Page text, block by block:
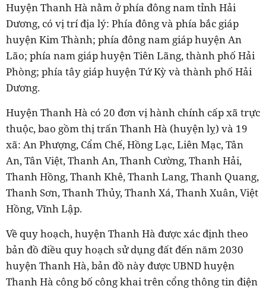
Huyện Thanh Hà nằm ở phía đông nam tỉnh Hải
Dương, có vị trí địa lý: Phía đông và phía bắc giáp
huyện Kim Thành; phía đông nam giáp huyện An
Lão; phía nam giáp huyện Tiên Lãng, thành phố Hải
Phòng; phía tây giáp huyện Tứ Kỳ và thành phố Hải
Dương.
Huyện Thanh Hà có 20 đơn vị hành chính cấp xã trực
thuộc, bao gồm thị trấn Thanh Hà (huyện lỵ) và 19
xã: An Phượng, Cẩm Chế, Hồng Lạc, Liên Mạc, Tân
An, Tân Việt, Thanh An, Thanh Cường, Thanh Hải,
Thanh Hồng, Thanh Khê, Thanh Lang, Thanh Quang,
Thanh Sơn, Thanh Thủy, Thanh Xá, Thanh Xuân, Việt
Hồng, Vĩnh Lập.
Về quy hoạch, huyện Thanh Hà được xác định theo
bản đồ điều quy hoạch sử dụng đất đến năm 2030
huyện Thanh Hà, bản đồ này được UBND huyện
Thanh Hà công bố công khai trên cổng thông tin điện